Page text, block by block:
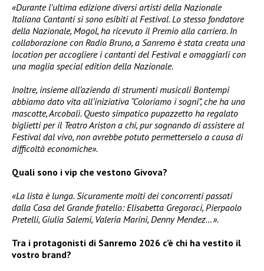
«Durante l’ultima edizione diversi artisti della Nazionale
Italiana Cantanti si sono esibiti al Festival. Lo stesso fondatore
della Nazionale, Mogol, ha ricevuto il Premio alla carriera. In
collaborazione con Radio Bruno, a Sanremo è stata creata una
location per accogliere i cantanti del Festival e omaggiarli con
una maglia special edition della Nazionale.
Inoltre, insieme all’azienda di strumenti musicali Bontempi
abbiamo dato vita all’iniziativa “Coloriamo i sogni”, che ha una
mascotte, Arcobalì. Questo simpatico pupazzetto ha regalato
biglietti per il Teatro Ariston a chi, pur sognando di assistere al
Festival dal vivo, non avrebbe potuto permetterselo a causa di
difficoltà economiche».
Quali sono i vip che vestono Givova?
«La lista è lunga. Sicuramente molti dei concorrenti passati
dalla Casa del Grande fratello: Elisabetta Gregoraci, Pierpaolo
Pretelli, Giulia Salemi, Valeria Marini, Denny Mendez…».
Tra i protagonisti di Sanremo 2026 c’è chi ha vestito il
vostro brand?